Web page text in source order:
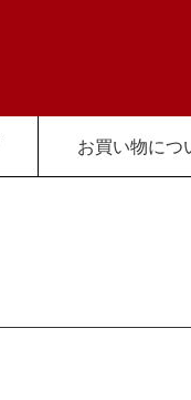
お買い物につ